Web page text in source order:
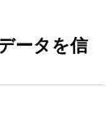
ータを信